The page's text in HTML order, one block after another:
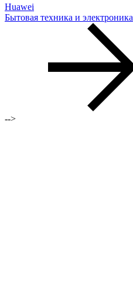
Huawei
Бытовая техника и электроника
-->